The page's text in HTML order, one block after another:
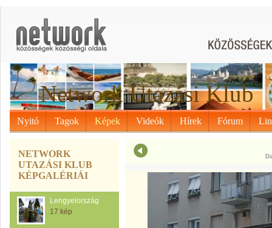
Network Utazási Klub
Nyitó Tagok Képek Videók Hírek Fórum
NETWORK
UTAZÁSI KLUB
KÉPGALÉRIÁI
Lengyelország
17 kép